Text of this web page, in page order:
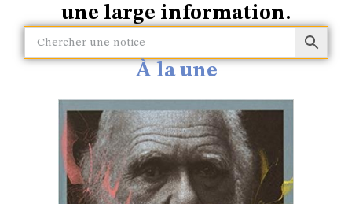
une large information.​
À la une